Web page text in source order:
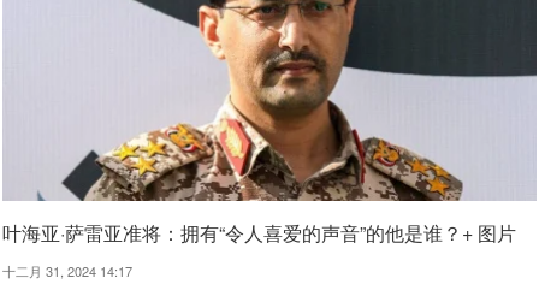
叶海亚·萨雷亚准将：拥有“令人喜爱的声音”的他是谁？+ 图片
十二月 31, 2024 14:17